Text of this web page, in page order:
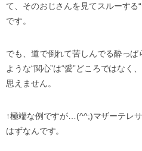
て、そのおじさんを見てスルーする
です。
でも、道で倒れて苦しんでる酔っ
ような“関心”は“愛”どころではなく
思えません。
↑極端な例ですが…(^^;)マザーテレ
はずなんです。